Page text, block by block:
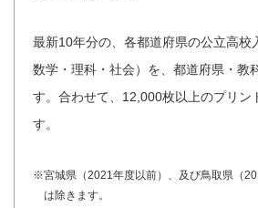
最新10年分の、各都道府県の公立高校
数学・理科・社会）を、都道府県・教
す。合わせて、12,000枚以上のプリン
す。
※宮城県（2021年度以前）、及び鳥取県（
は除きます。